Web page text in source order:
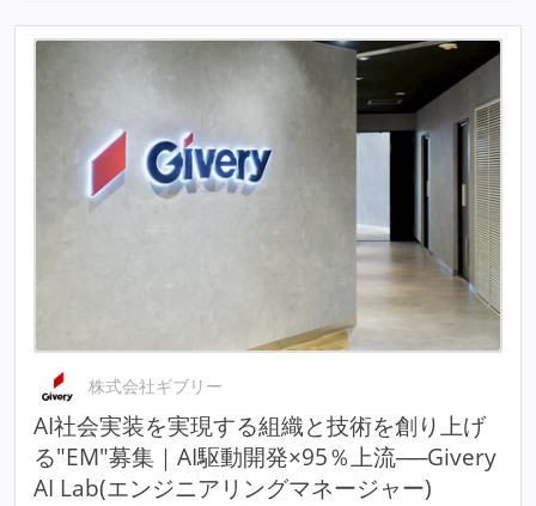
株式会社ギブリー
AI社会実装を実現する組織と技術を創り上げ
る"EM"募集｜AI駆動開発×95％上流──Givery
AI Lab(エンジニアリングマネージャー)